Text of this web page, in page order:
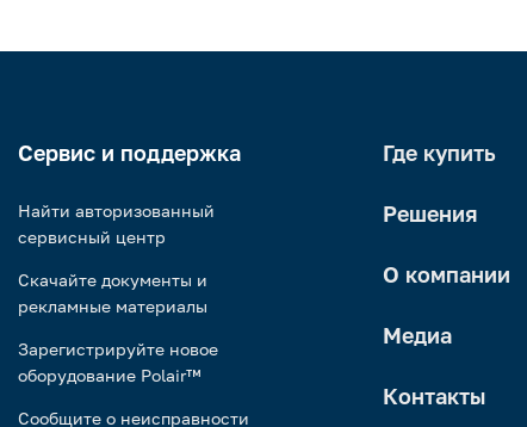
Сервис и поддержка
Найти авторизованный
сервисный центр
Скачайте документы и
рекламные материалы
Зарегистрируйте новое
оборудование Polair™
Сообщите о неисправности
Где купить
Решения
О компании
Медиа
Контакты